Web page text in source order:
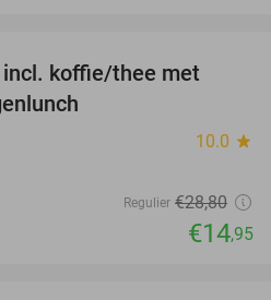
koffie/thee met
10.0 star
Regulier €28,80
€14,95